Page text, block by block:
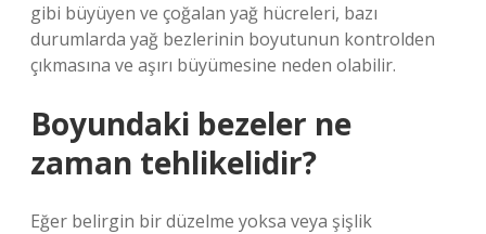
gibi büyüyen ve çoğalan yağ hücreleri, bazı
durumlarda yağ bezlerinin boyutunun kontrolden
çıkmasına ve aşırı büyümesine neden olabilir.
Boyundaki bezeler ne
zaman tehlikelidir?
Eğer belirgin bir düzelme yoksa veya şişlik